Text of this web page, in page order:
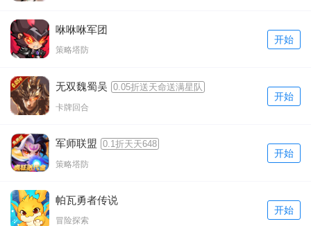
咻咻咻军团
策略塔防
开始
无双魏蜀吴 0.05折送天命送满星队
卡牌回合
开始
军师联盟 0.1折天天648
策略塔防
开始
帕瓦勇者传说
冒险探索
开始